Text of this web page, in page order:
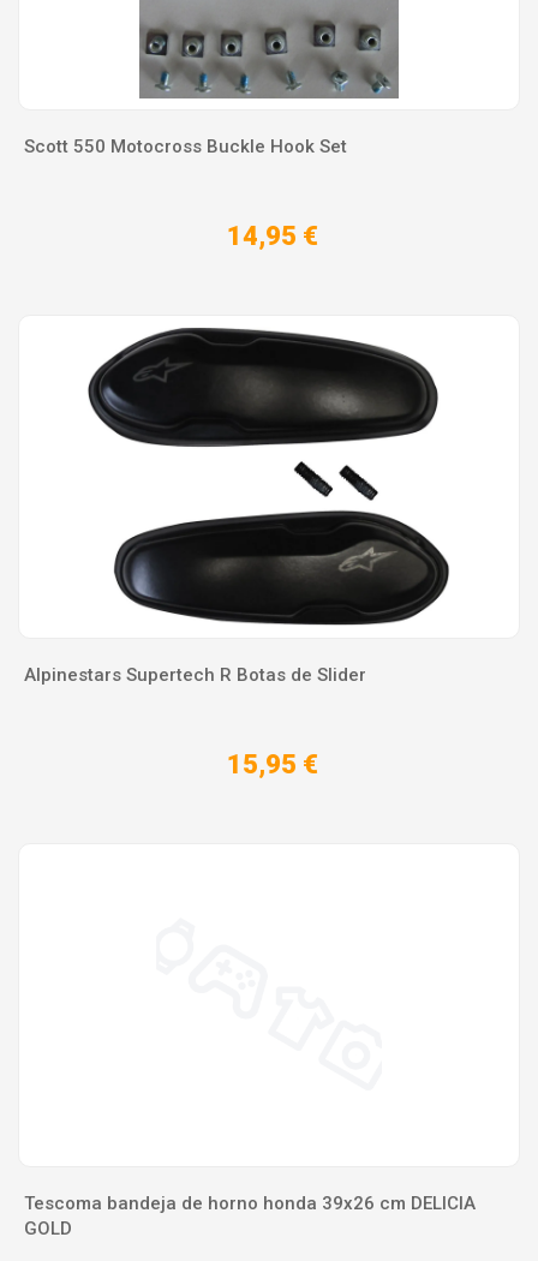
Scott 550 Motocross Buckle Hook Set
14,95 €
Alpinestars Supertech R Botas de Slider
15,95 €
Tescoma bandeja de horno honda 39x26 cm DELICIA
GOLD